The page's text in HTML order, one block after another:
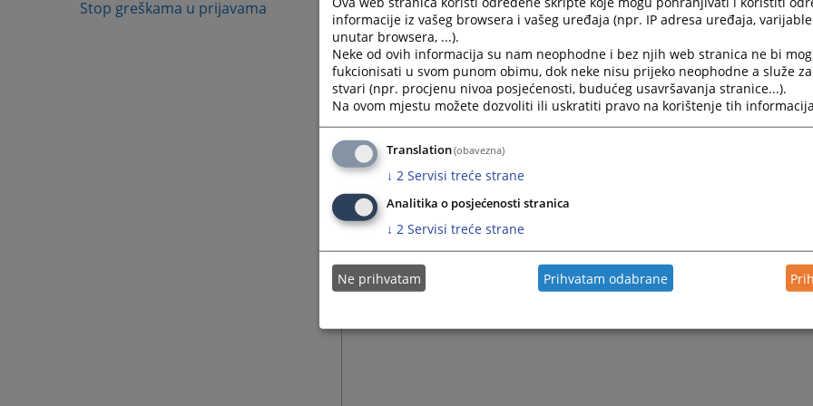
Stop greškama u prijavama
Visoko sudsko i tužilačko vijeće Bosne i
Kraljice Jelene 88
71000 Sarajevo
Bosna i Hercegovina
Aplikacija za posao
Napomena:
Broj oglašene pozicije mora biti naveden.
Ljubazno Vas molimo da ne kontaktirate Sekretarijat VSTV BiH
Samo kandidati koji su ušli u uži izbor bit će kontaktirani.
Ukoliko stupite u radni odnos, a naknadno se utvrdi da ste
nisu istinite, VSTV BiH zadržava pravo prekida radnog odnosa.
informacije iz vašeg browsera i vašeg uređaja (npr. IP adresa uređaja,
unutar browsera, ...).
Neke od ovih informacija su nam neophodne i bez njih web stranica ne bi
fukcionisati u svom punom obimu, dok neke nisu prijeko neophodne a služe
stvari (npr. procjenu nivoa posjećenosti, budućeg usavršavanja stranice...).
Na ovom mjestu možete dozvoliti ili uskratiti pravo na korištenje tih
Translation(obavezna)
↓ 2 Servisi treće strane
Analitika o posjećenosti stranica
↓ 2 Servisi treće strane
Ne prihvatam Prihvatam odabrane